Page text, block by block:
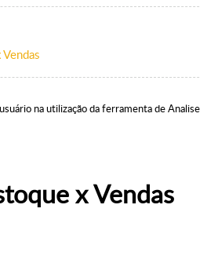
na utilização da ferramenta de
x Vendas